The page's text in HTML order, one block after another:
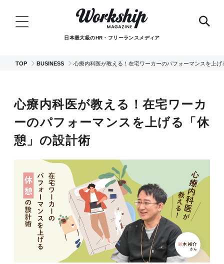
日本最大級のHR・フリーランスメディア
TOP BUSINESS 心療内科医が教える！在宅ワーカーのパフォーマンスを上げ
心療内科医が教える！在宅ワーカ
ーのパフォーマンスを上げる「休
憩」の設計術